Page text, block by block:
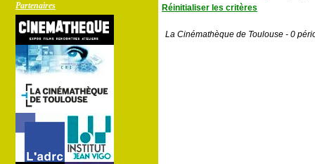
Partenaires
Réinitialiser les critères
La Cinémathèque de Toulouse - 0